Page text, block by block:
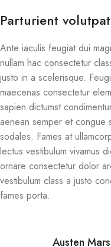
Parturient
Ante iaculis feugiat dui
nullam hac consectetur
justo in a scelerisque.
maecenas consectetur
sapien dictumst
aenean semper et congue
sodales. Fames at
lectus vestibulum vivamus
ornare consectetur dolor
vestibulum class a justo
fames porta.
Austen